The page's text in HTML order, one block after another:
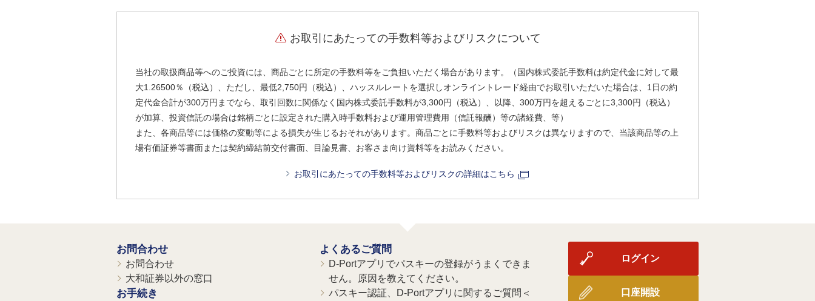
お取引にあたっての手数料等およびリスクについて
当社の取扱商品等へのご投資には、商品ごとに所定の手数料等をご負担いただく場合があります。（国内株式委託手数料は約定代金に対して最
大1.26500％（税込）、ただし、最低2,750円（税込）、ハッスルレートを選択しオンライントレード経由でお取引いただいた場合は、1日の約
定代金合計が300万円までなら、取引回数に関係なく国内株式委託手数料が3,300円（税込）、以降、300万円を超えるごとに3,300円（税込）
が加算、投資信託の場合は銘柄ごとに設定された購入時手数料および運用管理費用（信託報酬）等の諸経費、等）
また、各商品等には価格の変動等による損失が生じるおそれがあります。商品ごとに手数料等およびリスクは異なりますので、当該商品等の上
場有価証券等書面または契約締結前交付書面、目論見書、お客さま向け資料等をお読みください。
お取引にあたっての手数料等およびリスクの詳細はこちら
お問合わせ
お問合わせ
大和証券以外の窓口
お手続き
よくあるご質問
D-Portアプリでパスキーの登録がうまくできま
せん。原因を教えてください。
パスキー認証、D-Portアプリに関するご質問＜
ログイン
口座開設